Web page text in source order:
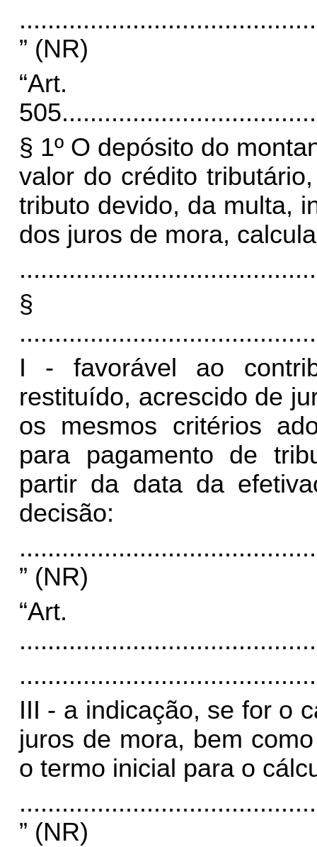
” (NR)
“Art.
505.
§ 1º O depósito do
valor do crédito
tributo devido, da multa,
dos juros de mora,
§
I - favorável ao
restituído, acrescido de
os mesmos critérios
para pagamento de
partir da data da
decisão:
” (NR)
III - a indicação, se for o
juros de mora, bem
o termo inicial para o
” (NR)